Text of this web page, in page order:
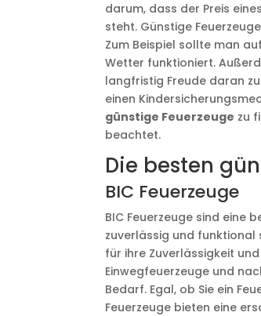
darum, dass der Preis
steht. Günstige
Zum Beispiel sollte man
Wetter funktioniert.
langfristig Freude daran
einen
günstige Feuerzeuge zu
beachtet.
Die besten
BIC Feuerzeuge
BIC Feuerzeuge sind eine
zuverlässig und funktional
für ihre Zuverlässigkeit und
Einwegfeuerzeuge und
Bedarf. Egal, ob Sie ein
Feuerzeuge bieten eine